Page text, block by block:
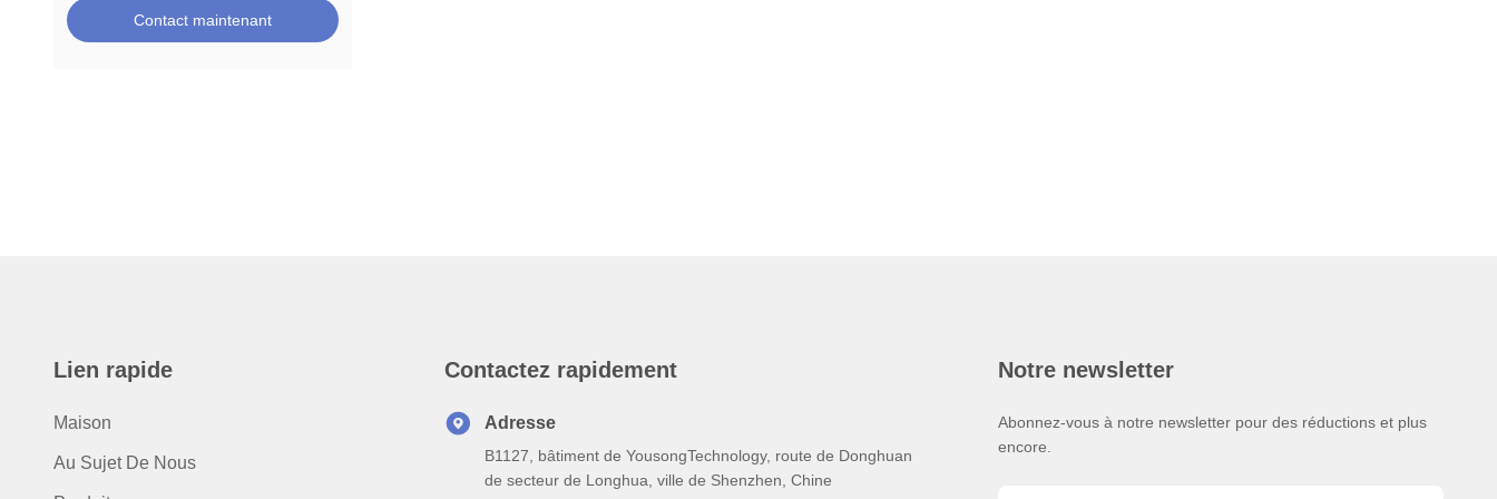
Contact maintenant
Lien rapide
Maison
Au Sujet De Nous
Contactez rapidement
Adresse
B1127, bâtiment de YousongTechnology, route de Donghuan
de secteur de Longhua, ville de Shenzhen, Chine
Notre newsletter
Abonnez-vous à notre newsletter pour des réductions et plus
encore.